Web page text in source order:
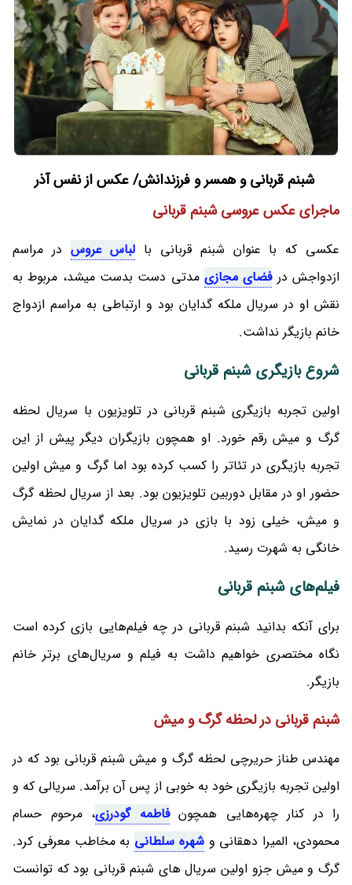
شبنم قربانی و همسر و فرزندانش/ عکس از نفس آذر
ماجرای عکس عروسی شبنم قربانی
عکسی که با عنوان شبنم قربانی با لباس عروس در مراسم
ازدواجش درفضای مجازی مدتی دست بدست میشد، مربوط به
نقش او در سریال ملکه گدایان بود و ارتباطی به مراسم ازدواج
خانم بازیگر نداشت.
شروع بازیگری شبنم قربانی
اولین تجربه بازیگری شبنم قربانی در تلویزیون با سریال لحظه
گرگ و میش رقم خورد. او همچون بازیگران دیگر پیش از این
تجربه بازیگری در تئاتر را کسب کرده بود اما گرگ و میش اولین
حضور او در مقابل دوربین تلویزیون بود. بعد از سریال لحظه گرگ
و میش، خیلی زود با بازی در سریال ملکه گدایان در نمایش
خانگی به شهرت رسید.
فیلم‌های شبنم قربانی
برای آنکه بدانید شبنم قربانی در چه فیلم‌هایی بازی کرده است
نگاه مختصری خواهیم داشت به فیلم و سریال‌های برتر خانم
بازیگر.
شبنم قربانی در لحظه گرگ و میش
مهندس طناز حریرچی لحظه گرگ و میش شبنم قربانی بود که در
اولین تجربه بازیگری خود به خوبی از پس آن برآمد. سریالی که و
را در کنار چهره‌هایی همچونفاطمه گودرزی، مرحوم حسام
محمودی، المیرا دهقانی وشهره سلطانی به مخاطب معرفی کرد.
گرگ و میش جزو اولین سریال های شبنم قربانی بود که توانست